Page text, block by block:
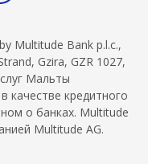
Multitude Bank p.l.c.,
Gzira, GZR 1027,
Мальты
качестве кредитного
о банках. Multitude
Multitude AG.